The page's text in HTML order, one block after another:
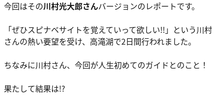
今回はその川村光大郎さんバージョンのレポートです。
「ぜひスピナベサイトを覚えていって欲しい!!」という川村
さんの熱い要望を受け、高滝湖で2日間行われました。
ちなみに川村さん、今回が人生初めてのガイドとのこと！
果たして結果は!?